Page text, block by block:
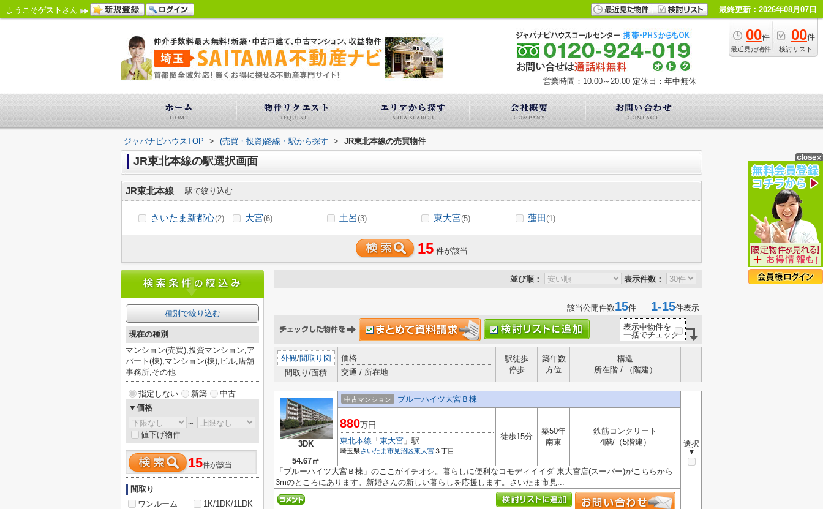
ようこそゲスト さん 最終更新：2026年08月07日
00件
最近見た物件
00件
検討リスト
営業時間：10:00～20:00 定休日：年中無休
ジャパナビハウスTOP > (売買・投資)路線・駅から探す > JR東北本線の売買物件
JR東北本線の駅選択画面
JR東北本線 駅で絞り込む
さいたま新都心(2) 大宮(6) 土呂(3) 東大宮(5) 蓮田(1)
15 件が該当
並び順： 表示件数：
該当公開件数15件 1-15件表示
表示中物件を
一括でチェック
外観/間取り図
間取り/面積
価格
交通 / 所在地
駅徒歩
停歩
築年数
方位
構造
所在階 / （階建）
3DK
54.67㎡
中古マンション ブルーハイツ大宮Ｂ棟
選択
▼
880万円
東北本線 「 東大宮 」駅
埼玉県さいたま市見沼区東大宮３丁目
徒歩15分
築50年
南東
鉄筋コンクリート
4階/（5階建）
「ブルーハイツ大宮Ｂ棟」のここがイチオシ。暮らしに便利なコモディイイダ 東大宮店(スーパー)がこちらから
3mのところにあります。新婚さんの新しい暮らしを応援します。さいたま市見...
種別で絞り込む
現在の種別
マンション(売買),投資マンション,ア
パート(棟),マンション(棟),ビル,店舗
事務所,その他
指定しない 新築
中古
▼価格
～
値下げ物件
15件が該当
間取り
ワンルーム
1K/1DK/1LDK